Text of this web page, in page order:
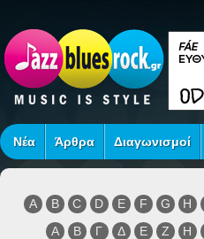
Νέα Άρθρα Διαγωνισμοί
A B C D E F G H
Α
Β Γ Δ Ε Ζ Η